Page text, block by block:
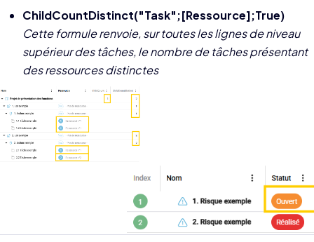
ChildCountDistinct("Task";[Ressource];True)
Cette formule renvoie, sur toutes les lignes de niveau
supérieur des tâches, le nombre de tâches présentant
des ressources distinctes